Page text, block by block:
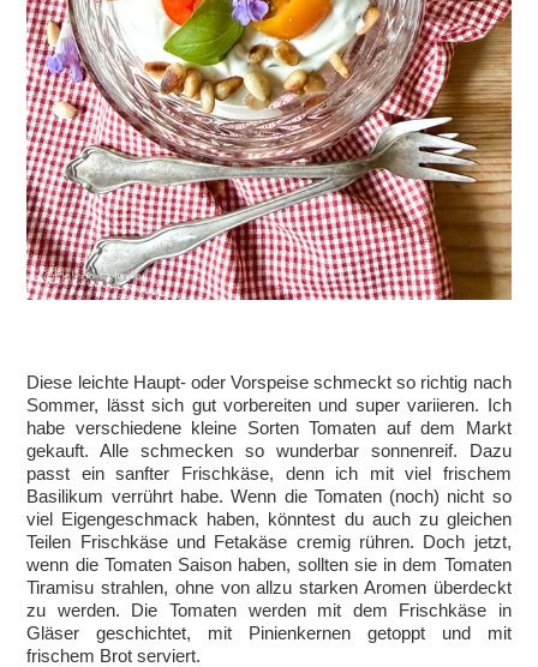
Diese leichte Haupt- oder Vorspeise schmeckt so richtig nach
Sommer, lässt sich gut vorbereiten und super variieren. Ich
habe verschiedene kleine Sorten Tomaten auf dem Markt
gekauft. Alle schmecken so wunderbar sonnenreif. Dazu
passt ein sanfter Frischkäse, denn ich mit viel frischem
Basilikum verrührt habe. Wenn die Tomaten (noch) nicht so
viel Eigengeschmack haben, könntest du auch zu gleichen
Teilen Frischkäse und Fetakäse cremig rühren. Doch jetzt,
wenn die Tomaten Saison haben, sollten sie in dem Tomaten
Tiramisu strahlen, ohne von allzu starken Aromen überdeckt
zu werden. Die Tomaten werden mit dem Frischkäse in
Gläser geschichtet, mit Pinienkernen getoppt und mit
frischem Brot serviert.